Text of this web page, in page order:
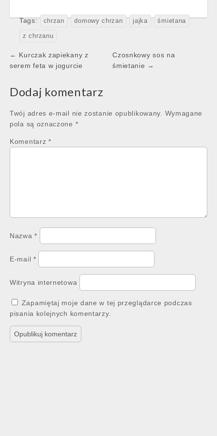
Tags: chrzan domowy chrzan jajka śmietana
z chrzanu
Post
navigation
← Kurczak zapiekany z
serem feta w jogurcie
Czosnkowy sos na
śmietanie →
Dodaj komentarz
Twój adres e-mail nie zostanie opublikowany.
Wymagane
pola są oznaczone *
Komentarz *
Nazwa*
E-mail *
Witryna internetowa
Zapamiętaj moje dane w tej przeglądarce podczas
pisania kolejnych komentarzy.